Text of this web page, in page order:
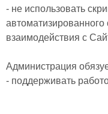
- не использовать
взаимодействия с
Администрация
- поддерживать